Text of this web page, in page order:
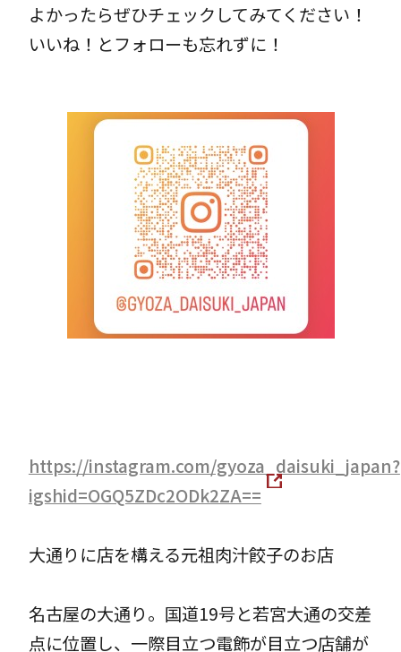
よかったらぜひチェックしてみてください！
いいね！とフォローも忘れずに！
https://instagram.com/gyoza_daisuki_japan?
igshid=OGQ5ZDc2ODk2ZA==
大通りに店を構える元祖肉汁餃子のお店
名古屋の大通り。国道19号と若宮大通の交差
点に位置し、一際目立つ電飾が目立つ店舗が